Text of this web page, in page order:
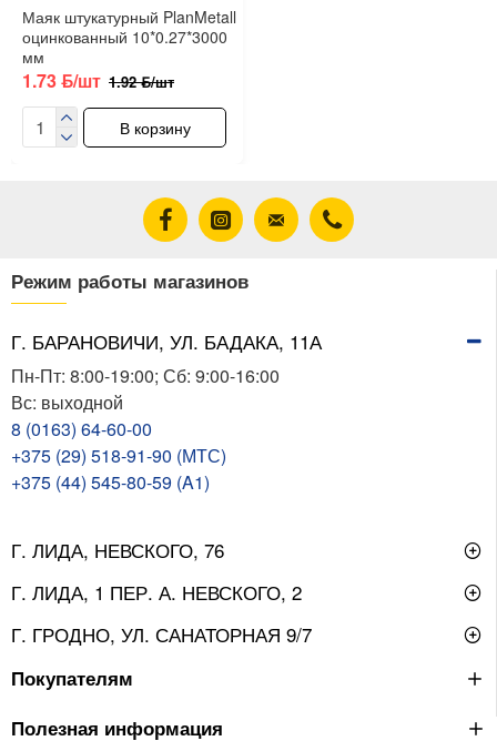
Маяк штукатурный PlanMetall
оцинкованный 10*0.27*3000
мм
1.73 ƃ/шт 1.92 ƃ/шт
В корзину
Режим работы магазинов
Г. БАРАНОВИЧИ, УЛ. БАДАКА, 11А
Пн-Пт: 8:00-19:00; Сб: 9:00-16:00
Вс: выходной
8 (0163) 64-60-00
+375 (29) 518-91-90 (МТС)
+375 (44) 545-80-59 (A1)
Г. ЛИДА, НЕВСКОГО, 76
Г. ЛИДА, 1 ПЕР. А. НЕВСКОГО, 2
Г. ГРОДНО, УЛ. САНАТОРНАЯ 9/7
Покупателям
Полезная информация